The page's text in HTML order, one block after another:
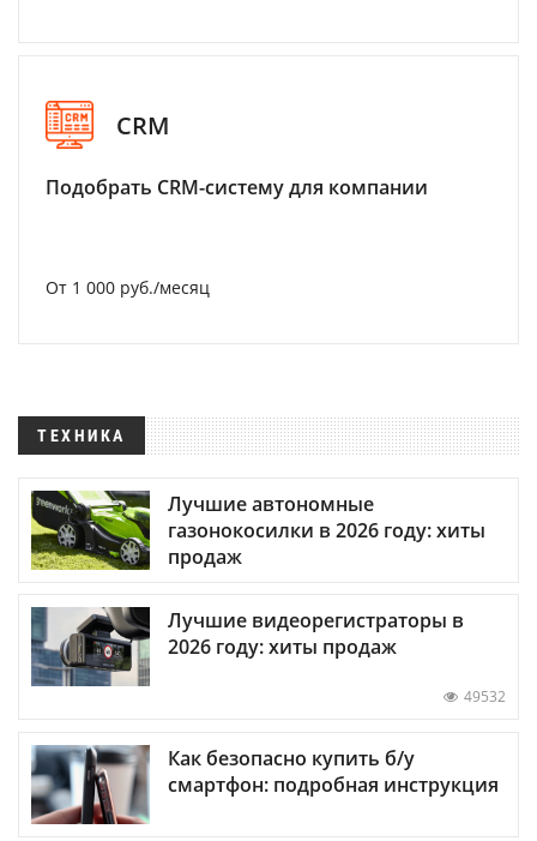
CRM
Подобрать CRM-систему для компании
От 1 000 руб./месяц
ТЕХНИКА
Лучшие автономные
газонокосилки в 2026 году: хиты
продаж
Лучшие видеорегистраторы в
2026 году: хиты продаж
49532
Как безопасно купить б/у
смартфон: подробная инструкция